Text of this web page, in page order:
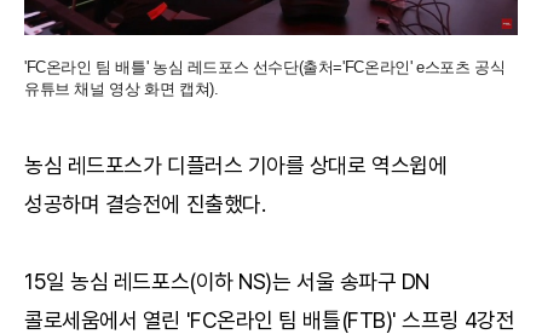
'FC온라인 팀 배틀' 농심 레드포스 선수단(출처='FC온라인' e스포츠 공식
유튜브 채널 영상 화면 캡쳐).
농심 레드포스가 디플러스 기아를 상대로 역스윕에
성공하며 결승전에 진출했다.
15일 농심 레드포스(이하 NS)는 서울 송파구 DN
콜로세움에서 열린 'FC온라인 팀 배틀(FTB)' 스프링 4강전